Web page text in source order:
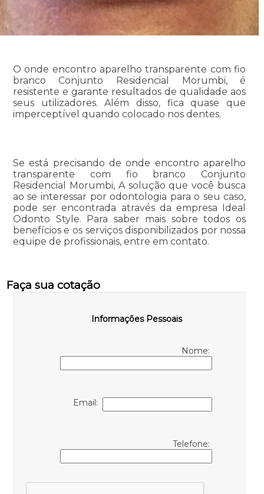
O onde encontro aparelho transparente com fio
branco Conjunto Residencial Morumbi, é
resistente e garante resultados de qualidade aos
seus utilizadores. Além disso, fica quase que
imperceptível quando colocado nos dentes.
Se está precisando de onde encontro aparelho
transparente com fio branco Conjunto
Residencial Morumbi, A solução que você busca
ao se interessar por odontologia para o seu caso,
pode ser encontrada através da empresa Ideal
Odonto Style. Para saber mais sobre todos os
benefícios e os serviços disponibilizados por nossa
equipe de profissionais, entre em contato.
Faça sua cotação
Informações Pessoais
Nome:
Email:
Telefone: